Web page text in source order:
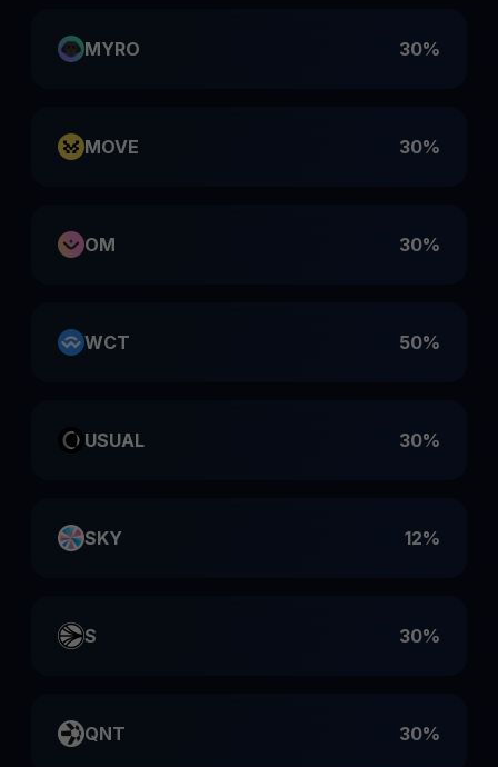
MYRO 30%
MOVE 30%
OM 30%
WCT 50%
USUAL 30%
SKY 12%
S 30%
QNT 30%